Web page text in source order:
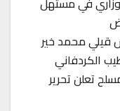
قيلي محمد خير
الكردفاني
تعلن تحرير